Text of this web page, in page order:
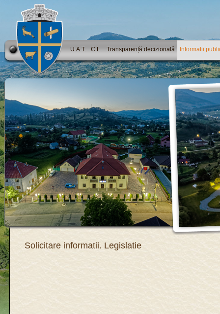
U.A.T. C.L. Transparență decizională Informatii
Solicitare informatii. Legislatie